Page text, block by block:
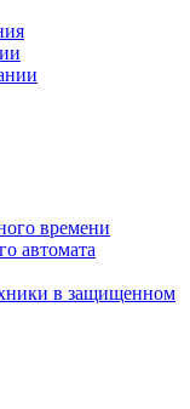
времени
автомата
в защищенном